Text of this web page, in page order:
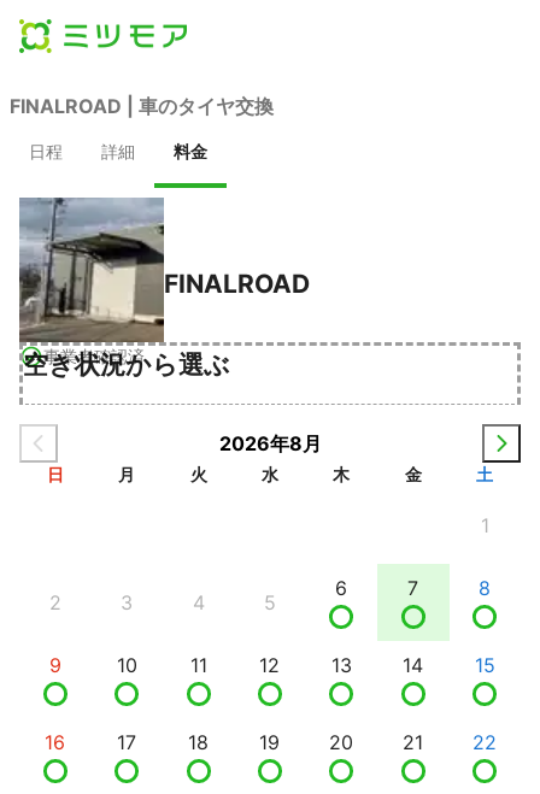
FINALROAD | 車のタイヤ交換
日程 詳細 料金
事業者確認済
FINALROAD
空き状況から選ぶ
2026年8月
日 月 火 水 木 金 土
1
2 3 4 5
6 7 8
9 10 11 12 13 14 15
16 17 18 19 20 21 22